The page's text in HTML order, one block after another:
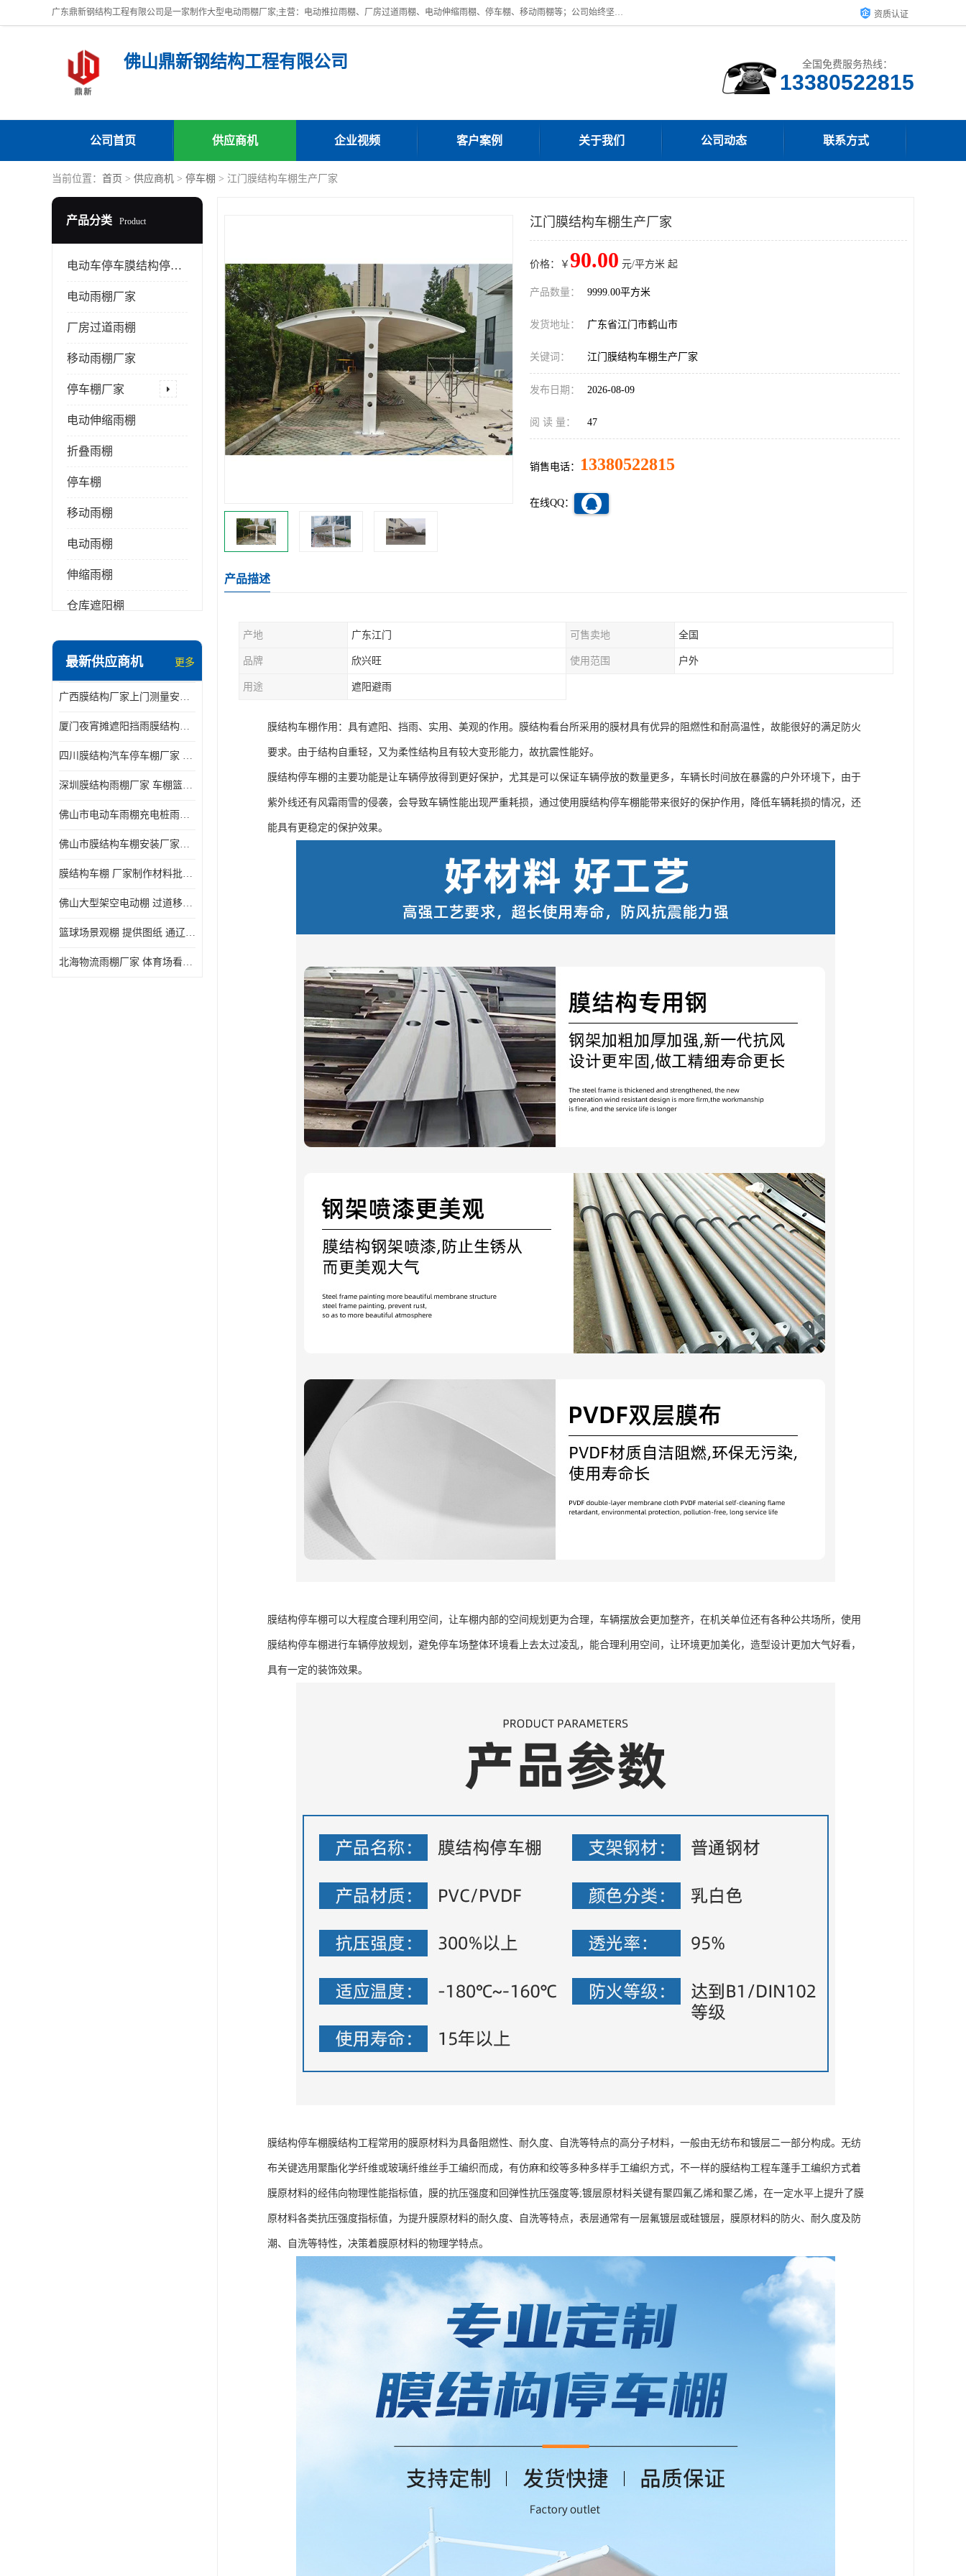
广东鼎新钢结构工程有限公司是一家制作大型电动雨棚厂家;主营：电动推拉雨棚、厂房过道雨棚、电动伸缩雨棚、停车棚、移动雨棚等；公司始终坚持结构创新,品质优越,美观形象,且售后服务好。公司充分吸纳当今休闲用品的前端技术和风格,为您带来质价相宜,时尚典雅的各种户外用品, 资质认证
佛山鼎新钢结构工程有限公司 全国免费服务热线：
13380522815
公司首页 供应商机 企业视频 客户案例 关于我们 公司动态 联系方式
当前位置： 首页 > 供应商机 > 停车棚 > 江门膜结构车棚生产厂家
产品分类 Product
电动车停车膜结构停车棚
电动雨棚厂家
厂房过道雨棚
移动雨棚厂家
停车棚厂家
电动伸缩雨棚
折叠雨棚
停车棚
移动雨棚
电动雨棚
伸缩雨棚
仓库遮阳棚
电动推拉雨棚
膜结构停景观棚
最新供应商机 更多
广西膜结构厂家上门测量安装发货，厂家发货没有差价
厦门夜宵摊遮阳挡雨膜结构雨棚设计 上门测量 款式多
四川膜结构汽车停车棚厂家 款式多 提供报价
深圳膜结构雨棚厂家 车棚篮球场体育看台 规格多样
佛山市电动车雨棚充电桩雨棚小区电动车棚
佛山市膜结构车棚安装厂家发货安装
膜结构车棚 厂家制作材料批发安装一体式工厂
佛山大型架空电动棚 过道移动雨蓬 屋轨道悬空棚免费测量
篮球场景观棚 提供图纸 通辽膜结构厂家
北海物流雨棚厂家 体育场看台雨棚 价格优惠
江门膜结构车棚生产厂家
价格：￥ 90.00 元/平方米 起
产品数量： 9999.00平方米
发货地址： 广东省江门市鹤山市
关键词： 江门膜结构车棚生产厂家
发布日期： 2026-08-09
阅 读 量： 47
销售电话： 13380522815
在线QQ：
产品描述
产地 广东江门 可售卖地 全国
品牌 欣兴旺 使用范围 户外
用途 遮阳避雨
膜结构车棚作用：具有遮阳、挡雨、实用、美观的作用。膜结构看台所采用的膜材具有优异的阻燃性和耐高温性，故能很好的满足防火
要求。由于结构自重轻，又为柔性结构且有较大变形能力，故抗震性能好。
膜结构停车棚的主要功能是让车辆停放得到更好保护，尤其是可以保证车辆停放的数量更多，车辆长时间放在暴露的户外环境下，由于
紫外线还有风霜雨雪的侵袭，会导致车辆性能出现严重耗损，通过使用膜结构停车棚能带来很好的保护作用，降低车辆耗损的情况，还
能具有更稳定的保护效果。
膜结构停车棚可以大程度合理利用空间，让车棚内部的空间规划更为合理，车辆摆放会更加整齐，在机关单位还有各种公共场所，使用
膜结构停车棚进行车辆停放规划，避免停车场整体环境看上去太过凌乱，能合理利用空间，让环境更加美化，造型设计更加大气好看，
具有一定的装饰效果。
膜结构停车棚膜结构工程常用的膜原材料为具备阻燃性、耐久度、自洗等特点的高分子材料，一般由无纺布和镀层二一部分构成。无纺
布关键选用聚酯化学纤维或玻璃纤维丝手工编织而成，有仿麻和绞等多种多样手工编织方式，不一样的膜结构工程车蓬手工编织方式着
膜原材料的经伟向物理性能指标值，膜的抗压强度和回弹性抗压强度等;镀层原材料关键有聚四氟乙烯和聚乙烯，在一定水平上提升了膜
原材料各类抗压强度指标值，为提升膜原材料的耐久度、自洗等特点，表层通常有一层氟镀层或硅镀层，膜原材料的防火、耐久度及防
潮、自洗等特性，决策着膜原材料的物理学特点。